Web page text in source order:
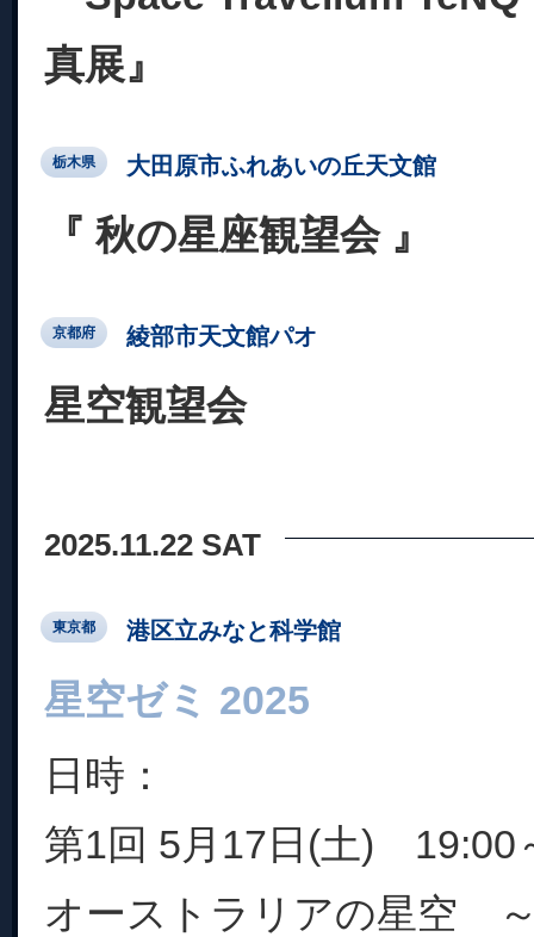
真展』
栃木県 大田原市ふれあいの丘天文館
『 秋の星座観望会 』
京都府 綾部市天文館パオ
星空観望会
2025.11.22 SAT
東京都 港区立みなと科学館
星空ゼミ 2025
日時：
第1回 5月17日(土) 19:00
オーストラリアの星空